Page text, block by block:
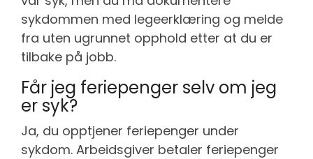
sykdommen med legeerklæring og melde
fra uten ugrunnet opphold etter at du er
tilbake på jobb.
Får jeg feriepenger selv om jeg
er syk?
Ja, du opptjener feriepenger under
sykdom. Arbeidsgiver betaler feriepenger